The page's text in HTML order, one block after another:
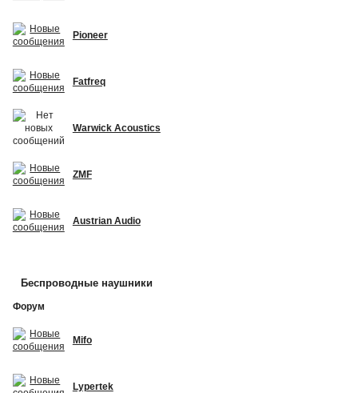
Pioneer
Fatfreq
Warwick Acoustics
ZMF
Austrian Audio
Беспроводные наушники
Форум
Mifo
Lypertek